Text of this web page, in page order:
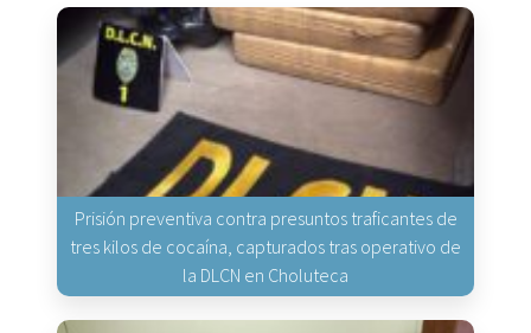
Prisión preventiva contra presuntos traficantes de
tres kilos de cocaína, capturados tras operativo de
la DLCN en Choluteca